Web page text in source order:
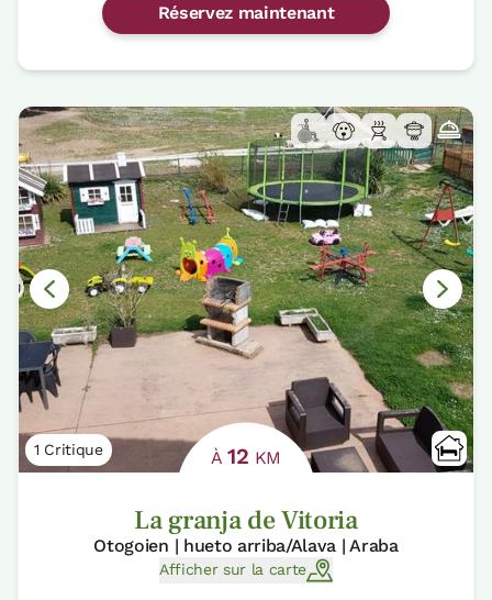
Réservez maintenant
1 Critique À12 KM
La granja de Vitoria
Otogoien | hueto arriba/Alava | Araba
Afficher sur la carte